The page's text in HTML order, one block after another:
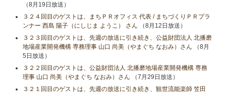
（8月19日放送）
３２４回目のゲストは、まちＰＲオフィス 代表 / まちづくりＰＲプラ
ンナー 西島 陽子（にしじま ようこ） さん （8月12日放送）
３２３回目のゲストは、先週の放送に引き続き、公益財団法人 北播磨
地場産業開発機構 専務理事 山口 尚美（やまぐち なおみ）さん （8月
5日放送）
３２２回目のゲストは、公益財団法人 北播磨地場産業開発機構 専務
理事 山口 尚美（やまぐち なおみ）さん （7月29日放送）
３２１回目のゲストは、先週の放送に引き続き、観世流能楽師 笠田